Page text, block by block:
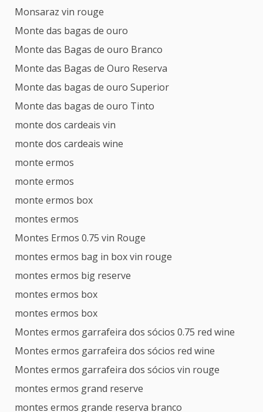
Monsaraz vin rouge
Monte das bagas de ouro
Monte das Bagas de ouro Branco
Monte das Bagas de Ouro Reserva
Monte das bagas de ouro Superior
Monte das bagas de ouro Tinto
monte dos cardeais vin
monte dos cardeais wine
monte ermos
monte ermos
monte ermos box
montes ermos
Montes Ermos 0.75 vin Rouge
montes ermos bag in box vin rouge
montes ermos big reserve
montes ermos box
montes ermos box
Montes ermos garrafeira dos sócios 0.75 red wine
Montes ermos garrafeira dos sócios red wine
Montes ermos garrafeira dos sócios vin rouge
montes ermos grand reserve
montes ermos grande reserva branco